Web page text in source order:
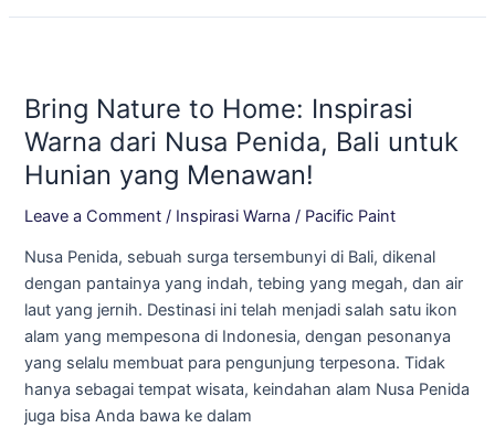
Bring Nature to Home: Inspirasi
Warna dari Nusa Penida, Bali untuk
Hunian yang Menawan!
Leave a Comment / Inspirasi Warna / Pacific Paint
Nusa Penida, sebuah surga tersembunyi di Bali, dikenal
dengan pantainya yang indah, tebing yang megah, dan air
laut yang jernih. Destinasi ini telah menjadi salah satu ikon
alam yang mempesona di Indonesia, dengan pesonanya
yang selalu membuat para pengunjung terpesona. Tidak
hanya sebagai tempat wisata, keindahan alam Nusa Penida
juga bisa Anda bawa ke dalam
to
Home:
Inspirasi
Warna
dari
Penida,
Bali
untuk
Hunian
yang
Menawan!